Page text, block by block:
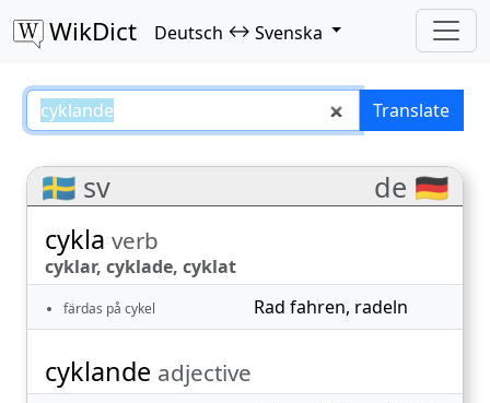
WikDict Deutsch ↔ Svenska
cyklande – Deutsch–Svenska
Translate
🇸🇪 sv de 🇩🇪
cykla verb
cyklar, cyklade, cyklat
färdas på cykel Rad fahren, radeln
cyklande adjective